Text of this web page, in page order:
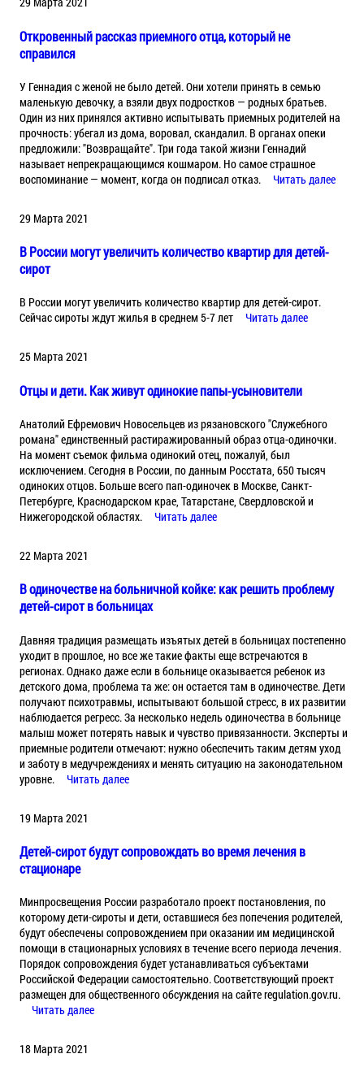
Откровенный рассказ приемного отца, который не
справился
У Геннадия с женой не было детей. Они хотели принять в семью
маленькую девочку, а взяли двух подростков — родных братьев.
Один из них принялся активно испытывать приемных родителей на
прочность: убегал из дома, воровал, скандалил. В органах опеки
предложили: "Возвращайте". Три года такой жизни Геннадий
называет непрекращающимся кошмаром. Но самое страшное
воспоминание — момент, когда он подписал отказ.
Читать далее
29 Марта 2021
В России могут увеличить количество квартир для детей-
сирот
В России могут увеличить количество квартир для детей-сирот.
Сейчас сироты ждут жилья в среднем 5-7 лет
Читать далее
25 Марта 2021
Отцы и дети. Как живут одинокие папы-усыновители
Анатолий Ефремович Новосельцев из рязановского "Служебного
романа" единственный растиражированный образ отца-одиночки.
На момент съемок фильма одинокий отец, пожалуй, был
исключением. Сегодня в России, по данным Росстата, 650 тысяч
одиноких отцов. Больше всего пап-одиночек в Москве, Санкт-
Петербурге, Краснодарском крае, Татарстане, Свердловской и
Нижегородской областях.
Читать далее
22 Марта 2021
В одиночестве на больничной койке: как решить проблему
детей-сирот в больницах
Давняя традиция размещать изъятых детей в больницах постепенно
уходит в прошлое, но все же такие факты еще встречаются в
регионах. Однако даже если в больнице оказывается ребенок из
детского дома, проблема та же: он остается там в одиночестве. Дети
получают психотравмы, испытывают большой стресс, в их развитии
наблюдается регресс. За несколько недель одиночества в больнице
малыш может потерять навык и чувство привязанности. Эксперты и
приемные родители отмечают: нужно обеспечить таким детям уход
и заботу в медучреждениях и менять ситуацию на законодательном
уровне.
Читать далее
19 Марта 2021
Детей-сирот будут сопровождать во время лечения в
стационаре
Минпросвещения России разработало проект постановления, по
которому дети-сироты и дети, оставшиеся без попечения родителей,
будут обеспечены сопровождением при оказании им медицинской
помощи в стационарных условиях в течение всего периода лечения.
Порядок сопровождения будет устанавливаться субъектами
Российской Федерации самостоятельно. Соответствующий проект
размещен для общественного обсуждения на сайте regulation.gov.ru.
Читать далее
18 Марта 2021